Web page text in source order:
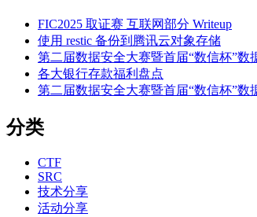
FIC2025 取证赛 互联网部分 Writeup
使用 restic 备份到腾讯云对象存储
第二届数据安全大赛暨首届“数信杯”数
各大银行存款福利盘点
第二届数据安全大赛暨首届“数信杯”数
分类
CTF
SRC
技术分享
活动分享